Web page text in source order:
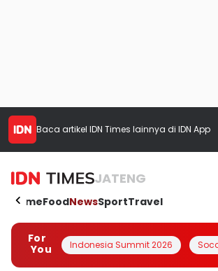
Baca artikel IDN Times lainnya di IDN App
JATENG
HomeFoodNewsSportTravel
For
You
Indonesia Summit 2026